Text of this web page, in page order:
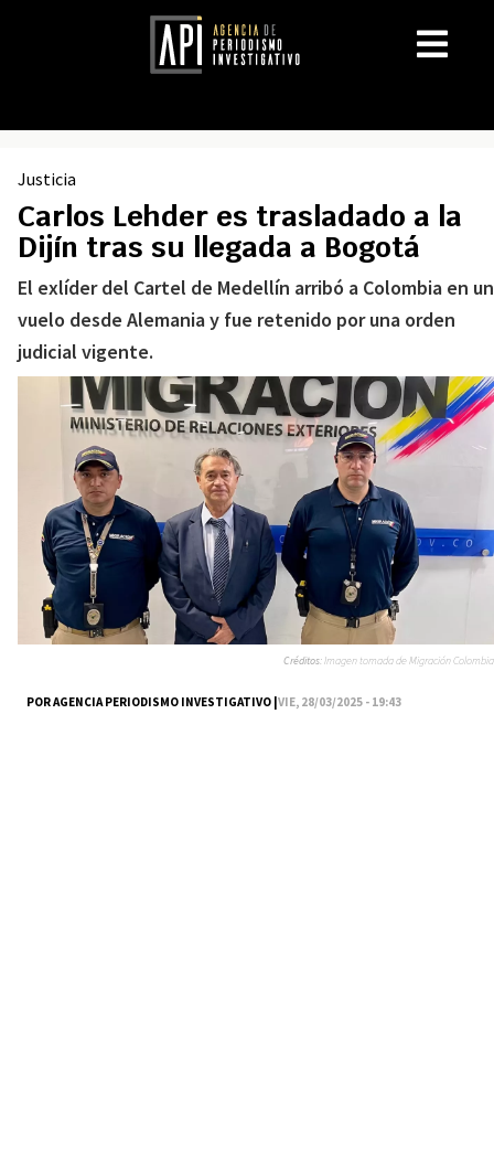
Justicia
Carlos Lehder es trasladado a la
Dijín tras su llegada a Bogotá
El exlíder del Cartel de Medellín arribó a Colombia en un
vuelo desde Alemania y fue retenido por una orden
judicial vigente.
POR AGENCIA PERIODISMO INVESTIGATIVO |VIE, 28/03/2025 - 19:43
Créditos:Imagen tomada de Migración Colombia